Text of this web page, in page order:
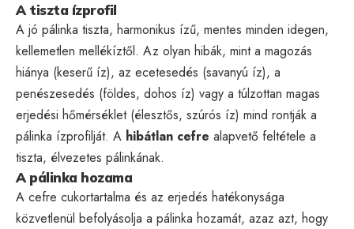
A tiszta ízprofil
A jó pálinka tiszta, harmonikus ízű, mentes minden idegen,
kellemetlen mellékíztől. Az olyan hibák, mint a magozás
hiánya (keserű íz), az ecetesedés (savanyú íz), a
penészesedés (földes, dohos íz) vagy a túlzottan magas
erjedési hőmérséklet (élesztős, szúrós íz) mind rontják a
pálinka ízprofilját. A hibátlan cefre alapvető feltétele a
tiszta, élvezetes pálinkának.
A pálinka hozama
A cefre cukortartalma és az erjedés hatékonysága
közvetlenül befolyásolja a pálinka hozamát, azaz azt, hogy